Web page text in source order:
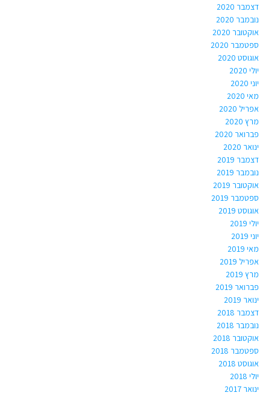
דצמבר 2020
נובמבר 2020
אוקטובר 2020
ספטמבר 2020
אוגוסט 2020
יולי 2020
יוני 2020
מאי 2020
אפריל 2020
מרץ 2020
פברואר 2020
ינואר 2020
דצמבר 2019
נובמבר 2019
אוקטובר 2019
ספטמבר 2019
אוגוסט 2019
יולי 2019
יוני 2019
מאי 2019
אפריל 2019
מרץ 2019
פברואר 2019
ינואר 2019
דצמבר 2018
נובמבר 2018
אוקטובר 2018
ספטמבר 2018
אוגוסט 2018
יולי 2018
ינואר 2017